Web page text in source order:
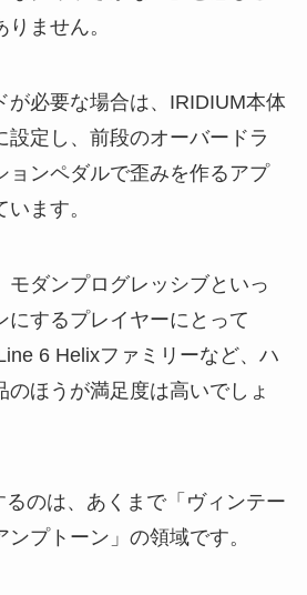
ません。
が必要な場合は、IRIDIUM本体
設定し、前段のオーバードラ
ョンペダルで歪みを作るアプ
ます。
モダンプログレッシブといっ
にするプレイヤーにとって
6 Helixファミリーなど、ハ
のほうが満足度は高いでしょ
のは、あくまで「ヴィンテー
プトーン」の領域です。